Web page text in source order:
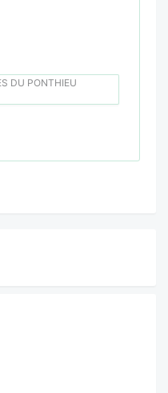
DU PONTHIEU